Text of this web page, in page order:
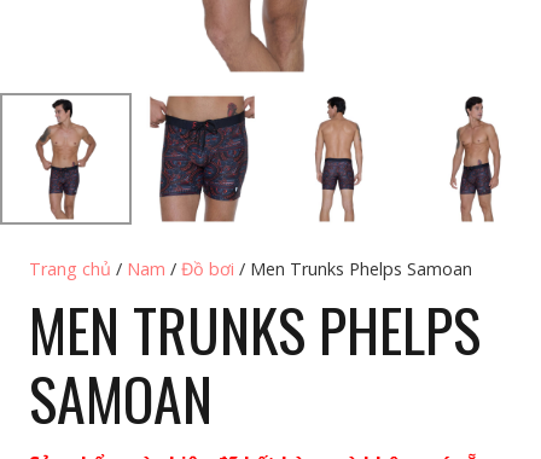
Trang chủ / Nam / Đồ bơi / Men Trunks Phelps Samoan
MEN TRUNKS PHELPS
SAMOAN